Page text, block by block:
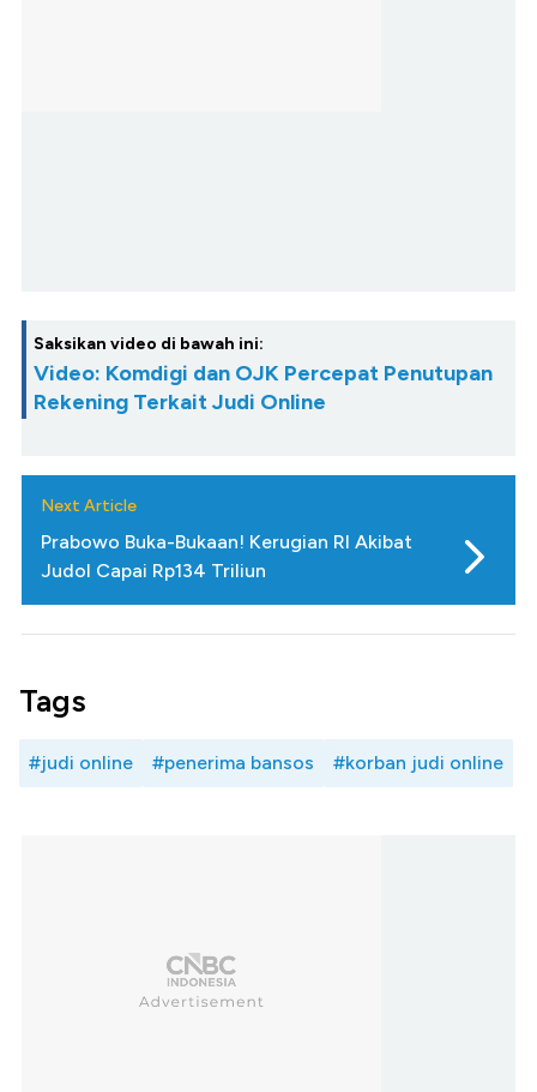
Saksikan video di bawah ini:
Video: Komdigi dan OJK Percepat Penutupan
Rekening Terkait Judi Online
Next Article
Prabowo Buka-Bukaan! Kerugian RI Akibat
Judol Capai Rp134 Triliun
Tags
#judi online #penerima bansos #korban judi online